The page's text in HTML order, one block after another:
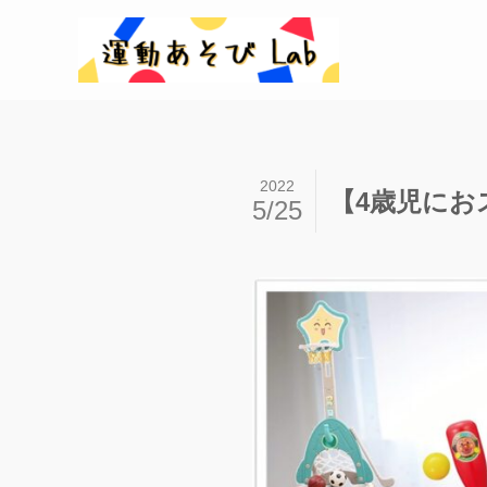
【4歳児に
2022
5/25